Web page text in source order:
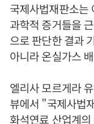
국제사법재판소는
과학적 증거들을
으로 판단한 결과
아니라 온실가스
엘리사 모르게라
뷰에서 "국제사법
화석연료 산업계